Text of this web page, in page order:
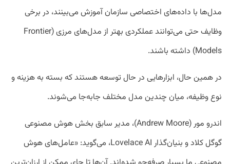
مدل‌ها با داده‌های اختصاصی سازمان آموزش می‌بینند، در برخی
وظایف حتی می‌توانند عملکردی بهتر از مدل‌های مرزی (Frontier
Models) داشته باشند.
در همین حال، ابزارهایی در حال توسعه هستند که بسته به هزینه و
نوع وظیفه، میان چندین مدل مختلف جابه‌جا می‌شوند.
اندرو مور (Andrew Moore)، مدیر سابق بخش هوش مصنوعی
گوگل کلاد و بنیان‌گذار Lovelace AI، می‌گوید: «عامل‌های هوش